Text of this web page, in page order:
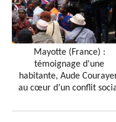
Mayotte (France) :
témoignage d'une
habitante, Aude
au cœur d’un conflit